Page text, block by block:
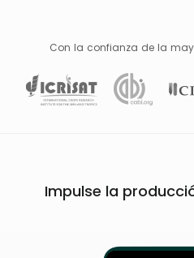
Con la confianza de la
Impulse la